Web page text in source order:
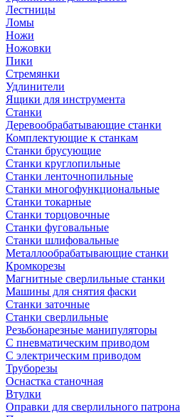
Лестницы
Ломы
Ножи
Ножовки
Пики
Стремянки
Удлинители
Ящики для инструмента
Станки
Деревообрабатывающие станки
Комплектующие к станкам
Станки брусующие
Станки круглопильные
Станки ленточнопильные
Станки многофункциональные
Станки токарные
Станки торцовочные
Станки фуговальные
Станки шлифовальные
Металлообрабатывающие станки
Кромкорезы
Магнитные сверлильные станки
Машины для снятия фаски
Станки заточные
Станки сверлильные
Резьбонарезные манипуляторы
С пневматическим приводом
С электрическим приводом
Труборезы
Оснастка станочная
Втулки
Оправки для сверлильного патрона